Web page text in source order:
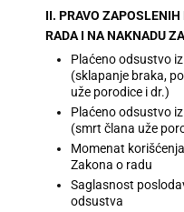
II. PRAVO
RADA I NA NAKNADU
Plaćeno odsustvo
(sklapanje braka,
uže porodice i dr.)
Plaćeno odsustvo
(smrt člana uže
Momenat
Zakona o radu
Saglasnost
odsustva